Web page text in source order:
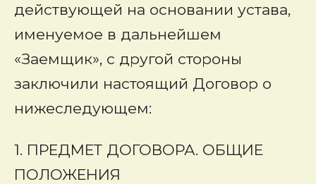
действующей на основании устава,
именуемое в дальнейшем
«Заемщик», с другой стороны
заключили настоящий Договор о
нижеследующем:
1. ПРЕДМЕТ ДОГОВОРА. ОБЩИЕ
ПОЛОЖЕНИЯ